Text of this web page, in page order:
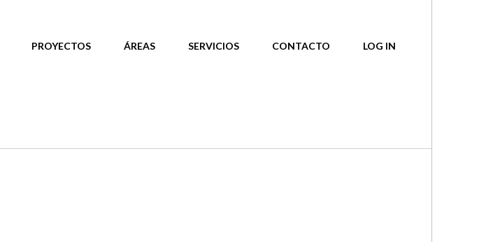
PROYECTOS ÁREAS SERVICIOS CONTACTO LOG IN